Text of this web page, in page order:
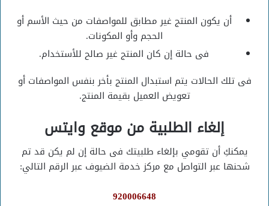
أن يكون المنتج غير مطابق للمواصفات من حيث الأسم أو
الحجم وأو المكونات.
فى حالة إن كان المنتج غير صالح للأستخدام.
فى تلك الحالات يتم استبدال المنتج بأخر بنفس المواصفات أو
تعويض العميل بقيمة المنتج.
إلغاء الطلبية من موقع وايتس
يمكنكِ أن تقومي بإلغاء طلبيتك فى حالة إن لم يكن قد تم
شحنها عبر التواصل مع مركز خدمة الضيوف عبر الرقم التالي:
920006648